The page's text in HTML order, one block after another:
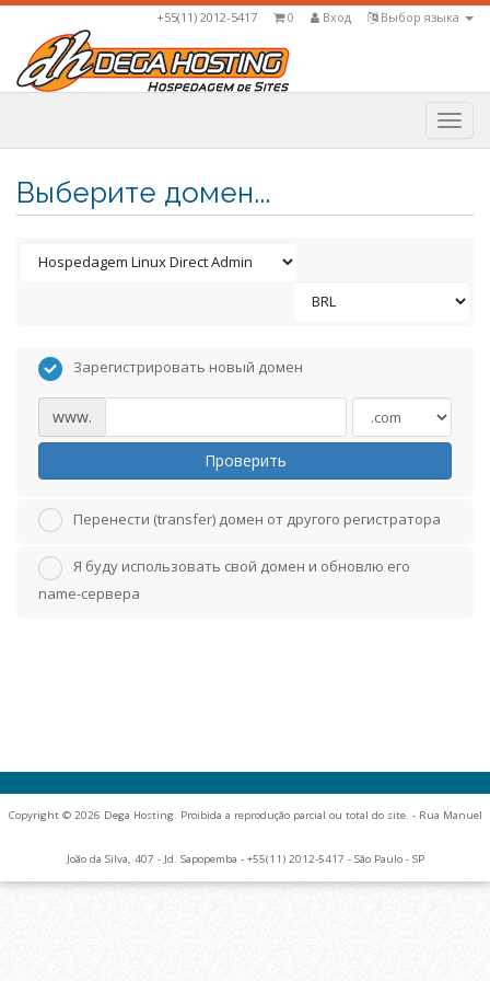
Выбор языка
Вход
0
+55(11) 2012-5417
Выберите домен...
Зарегистрировать новый домен
www.
Проверить
Перенести (transfer) домен от другого регистратора
Я буду использовать свой домен и обновлю его
name-сервера
Copyright © 2026 Dega Hosting. Proibida a reprodução parcial ou total do site. - Rua Manuel
João da Silva, 407 - Jd. Sapopemba - +55(11) 2012-5417 - São Paulo - SP